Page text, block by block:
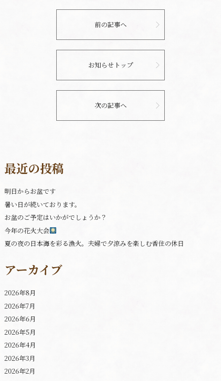
前の記事へ
お知らせトップ
次の記事へ
最近の投稿
明日からお盆です
暑い日が続いております。
お盆のご予定はいかがでしょうか？
今年の花火大会
夏の夜の日本海を彩る漁火。夫婦で夕涼みを楽しむ香住の休日
アーカイブ
2026年8月
2026年7月
2026年6月
2026年5月
2026年4月
2026年3月
2026年2月